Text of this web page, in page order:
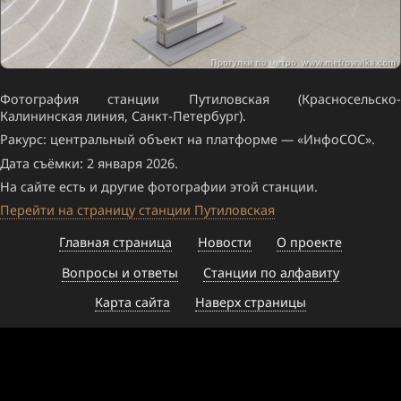
Фотография станции Путиловская (Красносельско-
Калининская линия, Санкт-Петербург).
Ракурс: центральный объект на платформе — «ИнфоСОС».
Дата съёмки: 2 января 2026.
На сайте есть и другие фотографии этой станции.
Перейти на страницу станции Путиловская
Главная страница
Новости
О проекте
Вопросы и ответы
Станции по алфавиту
Карта сайта
Наверх страницы